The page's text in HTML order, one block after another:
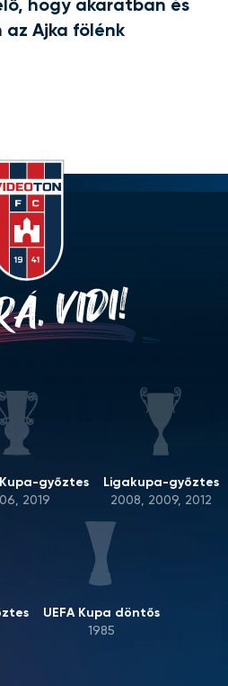
hogy akaratban és
az Ajka fölénk
VIDI!
győztes
2019
Ligakupa-győztes
2008, 2009, 2012
UEFA Kupa döntős
1985